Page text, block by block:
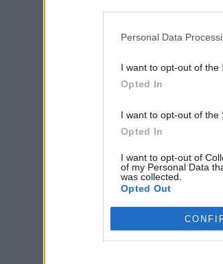
Personal Data
I want to opt-out of the
Opted In
I want to opt-out of the
Opted In
I want to opt-out of
of my Personal Data
was collected.
Opted Out